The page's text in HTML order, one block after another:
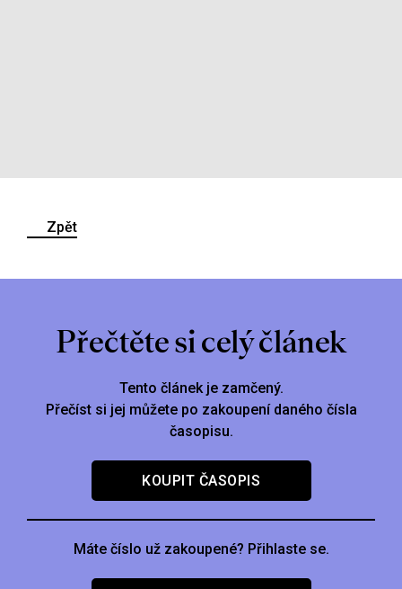
Zpět
Přečtěte si celý článek
Tento článek je zamčený.
Přečíst si jej můžete po zakoupení daného čísla
časopisu.
KOUPIT ČASOPIS
Máte číslo už zakoupené? Přihlaste se.